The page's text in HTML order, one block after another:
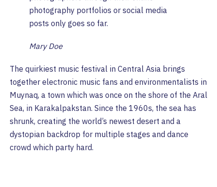
photography portfolios or social media
posts only goes so far.
Mary Doe
The quirkiest music festival in Central Asia brings
together electronic music fans and environmentalists in
Muynaq, a town which was once on the shore of the Aral
Sea, in Karakalpakstan. Since the 1960s, the sea has
shrunk, creating the world’s newest desert and a
dystopian backdrop for multiple stages and dance
crowd which party hard.